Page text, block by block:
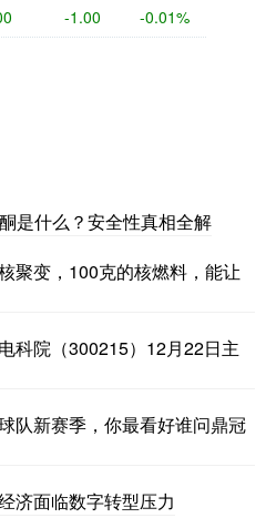
-1.00 -0.01%
是什么？安全性真相全解
聚变，100克的核燃料，能让
科院（300215）12月22日主
队新赛季，你最看好谁问鼎冠
济面临数字转型压力